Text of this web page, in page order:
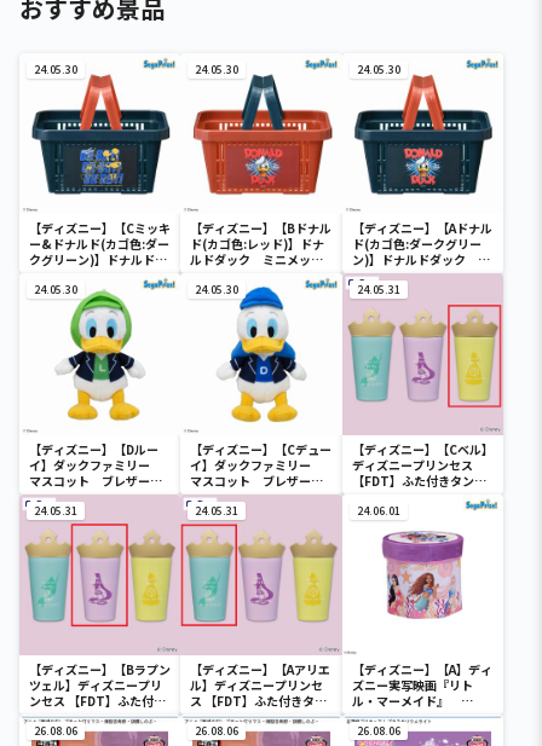
おすすめ景品
24.05.30
【ディズニー】【Cミッキ
ー&ドナルド(カゴ色:ダー
クグリーン)】ドナルドダ
ック ミニメッシュカゴ
24.05.30
【ディズニー】【Bドナル
ド(カゴ色:レッド)】ドナ
ルドダック ミニメッシ
24.05.30
【ディズニー】【Aドナル
ド(カゴ色:ダークグリー
ン)】ドナルドダック ミ
ニメッシュカゴ
24.05.30
【ディズニー】【Dルー
イ】ダックファミリー
マスコット ブレザーコ
スチューム
24.05.30
【ディズニー】【Cデュー
イ】ダックファミリー
マスコット ブレザーコ
スチューム
24.05.31
【ディズニー】【Cベル】
ディズニープリンセス
【FDT】ふた付きタンブ
24.05.31
【ディズニー】【Bラプン
ツェル】ディズニープリ
ンセス 【FDT】ふた付き
タンブラー
24.05.31
【ディズニー】【Aアリエ
ル】ディズニープリンセ
ス 【FDT】ふた付きタン
ブラー
24.06.01
【ディズニー】【A】ディ
ズニー実写映画『リト
ル・マーメイド』
[PtZ]折り畳みボックス
チェアー
26.08.06 26.08.06 26.08.06